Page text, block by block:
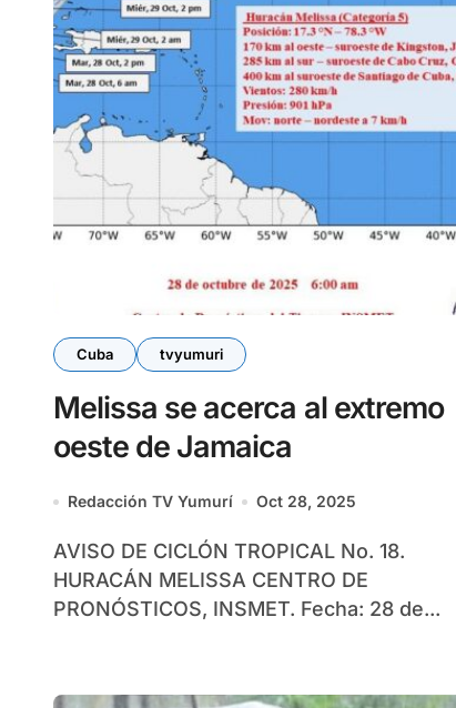
Cuba tvyumuri
Melissa se acerca al extremo
oeste de Jamaica
Redacción TV Yumurí Oct 28, 2025
AVISO DE CICLÓN TROPICAL No. 18.
HURACÁN MELISSA CENTRO DE
PRONÓSTICOS, INSMET. Fecha: 28 de...